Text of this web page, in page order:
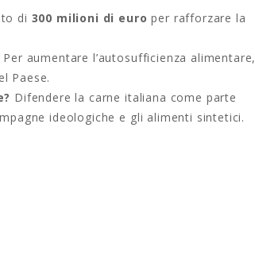
di 300 milioni di euro per rafforzare la
Per aumentare l’autosufficienza alimentare,
Paese.
Difendere la carne italiana come parte
ideologiche e gli alimenti sintetici.